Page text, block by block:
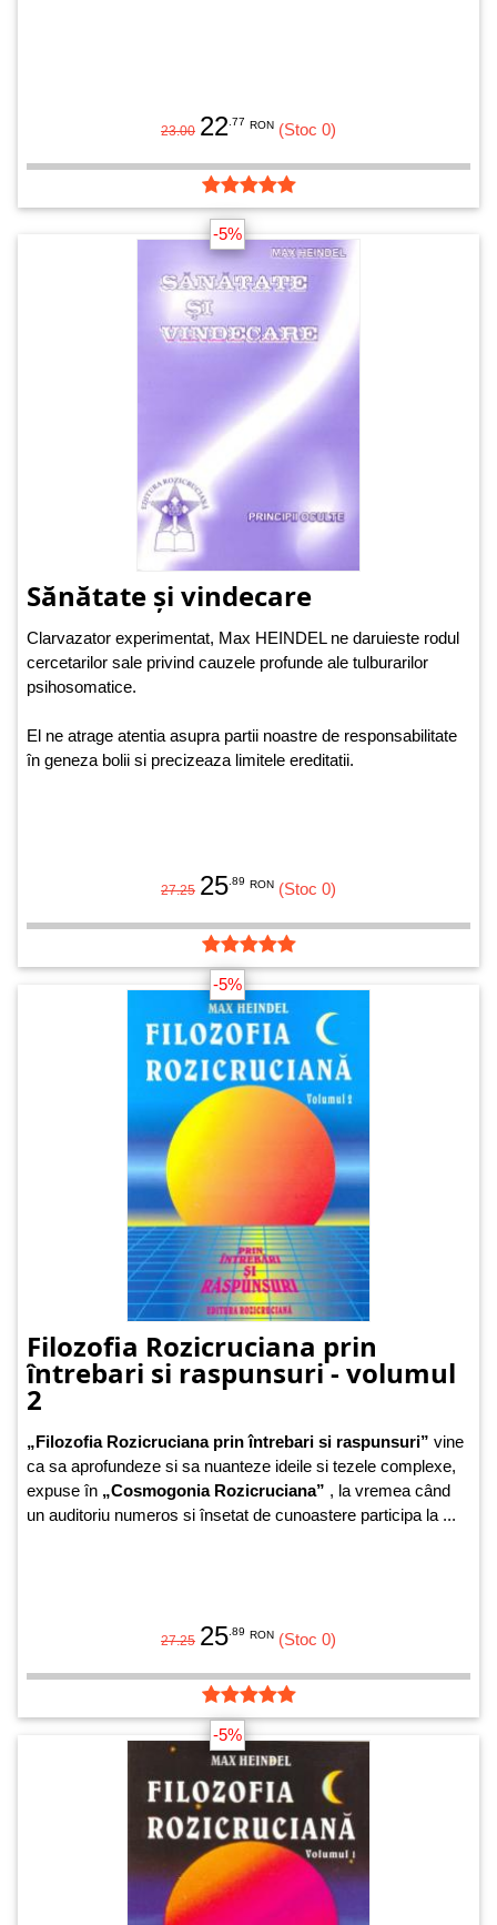
23.00 22 .77 RON (Stoc 0)
-5%
Sănătate și vindecare
Clarvazator experimentat, Max HEINDEL ne daruieste rodul
cercetarilor sale privind cauzele profunde ale tulburarilor
psihosomatice.
El ne atrage atentia asupra partii noastre de responsabilitate
în geneza bolii si precizeaza limitele ereditatii.
27.25 25 .89 RON (Stoc 0)
-5%
Filozofia Rozicruciana prin
întrebari si raspunsuri - volumul
2
„Filozofia Rozicruciana prin întrebari si raspunsuri” vine
ca sa aprofundeze si sa nuanteze ideile si tezele complexe,
expuse în „Cosmogonia Rozicruciana” , la vremea când
un auditoriu numeros si însetat de cunoastere participa la ...
27.25 25 .89 RON (Stoc 0)
-5%